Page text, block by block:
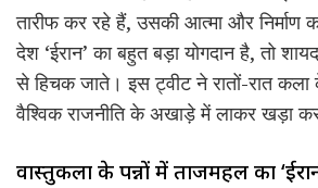
तारीफ कर रहे हैं, उसकी आत्मा और निर्माण
देश ‘ईरान’ का बहुत बड़ा योगदान है, तो
से हिचक जाते। इस ट्वीट ने रातों-रात
वैश्विक राजनीति के अखाड़े में लाकर खड़ा कर
वास्तुकला के पन्नों में ताजमहल का